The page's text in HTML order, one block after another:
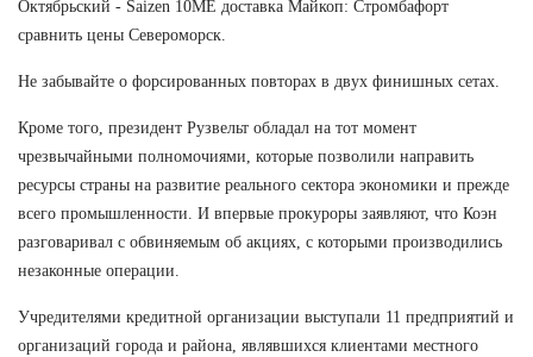
Октябрьский - Saizen 10ME доставка Майкоп: Стромбафорт
сравнить цены Североморск.
Не забывайте о форсированных повторах в двух финишных сетах.
Кроме того, президент Рузвельт обладал на тот момент
чрезвычайными полномочиями, которые позволили направить
ресурсы страны на развитие реального сектора экономики и прежде
всего промышленности. И впервые прокуроры заявляют, что Коэн
разговаривал с обвиняемым об акциях, с которыми производились
незаконные операции.
Учредителями кредитной организации выступали 11 предприятий и
организаций города и района, являвшихся клиентами местного